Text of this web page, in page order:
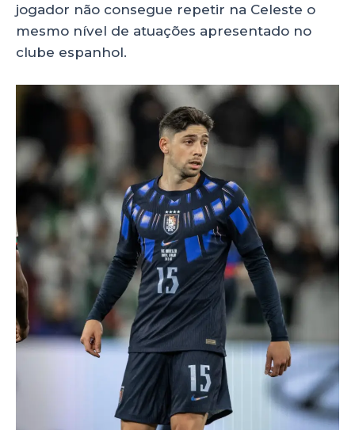
jogador não consegue repetir na Celeste o
mesmo nível de atuações apresentado no
clube espanhol.